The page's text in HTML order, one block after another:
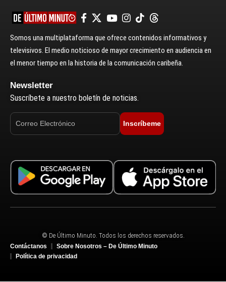
Somos una multiplataforma que ofrece contenidos informativos y
televisivos. El medio noticioso de mayor crecimiento en audiencia en
el menor tiempo en la historia de la comunicación caribeña.
Newsletter
Suscríbete a nuestro boletín de noticias.
Inscríbeme
© De Último Minuto. Todos los derechos reservados.
Contáctanos
Sobre Nosotros – De Último Minuto
Política de privacidad